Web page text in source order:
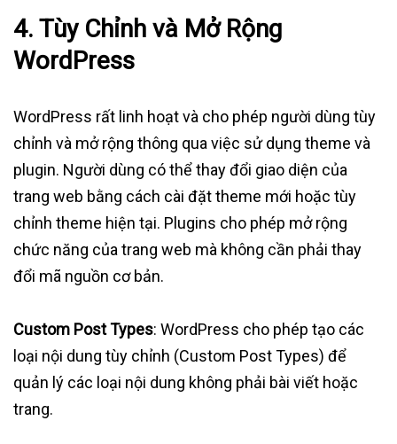
4. Tùy Chỉnh và Mở Rộng
WordPress
WordPress rất linh hoạt và cho phép người dùng tùy
chỉnh và mở rộng thông qua việc sử dụng theme và
plugin. Người dùng có thể thay đổi giao diện của
trang web bằng cách cài đặt theme mới hoặc tùy
chỉnh theme hiện tại. Plugins cho phép mở rộng
chức năng của trang web mà không cần phải thay
đổi mã nguồn cơ bản.
Custom Post Types: WordPress cho phép tạo các
loại nội dung tùy chỉnh (Custom Post Types) để
quản lý các loại nội dung không phải bài viết hoặc
trang.